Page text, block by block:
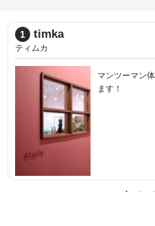
2 JUNO HAIR
ジュノヘアー
完全予約制のプライベートサロン